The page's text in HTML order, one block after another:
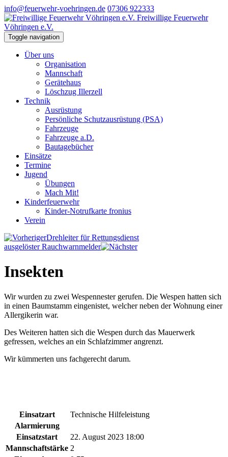
info@feuerwehr-voehringen.de 07306 922333
Freiwillige Feuerwehr
Vöhringen e.V.
Toggle navigation
Über uns
Organisation
Mannschaft
Gerätehaus
Löschzug Illerzell
Technik
Ausrüstung
Persönliche Schutzausrüstung (PSA)
Fahrzeuge
Fahrzeuge a.D.
Bautagebücher
Einsätze
Termine
Jugend
Übungen
Mach Mit!
Kinderfeuerwehr
Kinder-Notrufkarte fronius
Verein
Drehleiter für Rettungsdienst
ausgelöster Rauchwarnmelder
Insekten
Wir wurden zu zwei Wespennester gerufen. Die Wespen hatten sich
in einen Baumstamm eingenistet, welcher neben der Wohnung einer
Allergikerin war.
Des Weiteren hatten sich die Wespen durch das Mauerwerk
gefressen, welches an ein Schlafzimmer angrenzt.
Wir kümmerten uns fachgerecht darum.
Einsatzart
Technische Hilfeleistung
Alarmierung
Einsatzstart
22. August 2023 18:00
Mannschaftstärke 2